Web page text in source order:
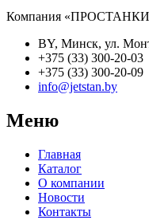
Компания
BY, Минск, ул.
+375 (33) 300-20-03
+375 (33) 300-20-09
info@jetstan.by
Меню
Главная
Каталог
О компании
Новости
Контакты